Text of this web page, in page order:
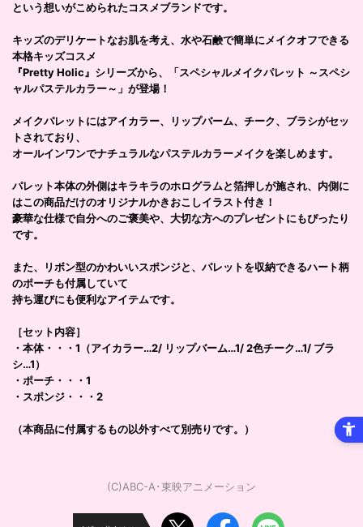
という想いがこめられたコスメブランドです。
キッズのデリケートなお肌を考え、水や石鹸で簡単にメイクオフできる
本格キッズコスメ
『Pretty Holic』シリーズから、「スペシャルメイクパレット ～スペシ
ャルパステルカラー～」が登場！
メイクパレットにはアイカラー、リップバーム、チーク、ブラシがセッ
トされており、
オールインワンでナチュラルなパステルカラーメイクを楽しめます。
パレット本体の外側はキラキラのホログラムと箔押しが施され、内側に
はこの商品だけのオリジナルかきおこしイラスト付き！
豪華な仕様で自分へのご褒美や、大切な方へのプレゼントにもぴったり
です。
また、リボン型のかわいいスポンジと、パレットを収納できるハート柄
のポーチも付属していて
持ち運びにも便利なアイテムです。
［セット内容］
・本体・・・1（アイカラー…2/ リップバーム…1/ 2色チーク…1/ ブラ
シ…1）
・ポーチ・・・1
・スポンジ・・・2
（本商品に付属するもの以外すべて別売りです。）
(C)ABC-A･東映アニメーション